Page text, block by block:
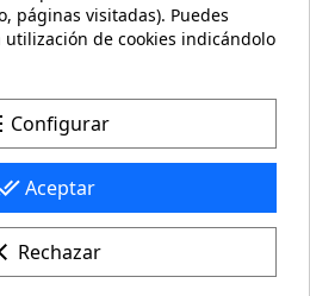
páginas visitadas). Puedes
de cookies indicándolo
Configurar
Aceptar
Rechazar